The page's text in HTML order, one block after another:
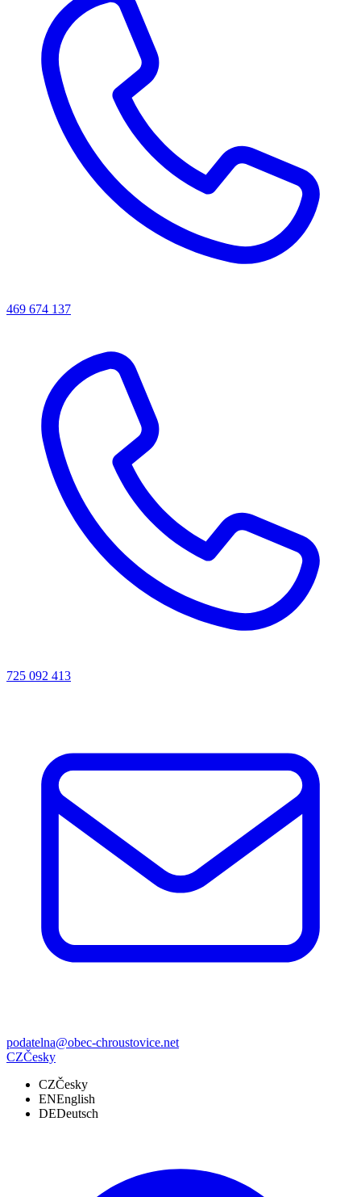
469 674 137
725 092 413
podatelna@obec-chroustovice.net
CZČesky
CZČesky
ENEnglish
DEDeutsch